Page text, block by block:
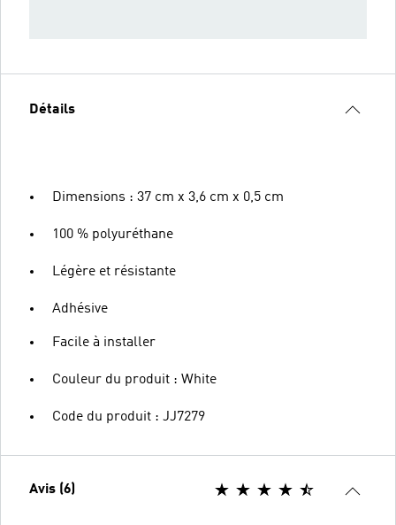
Détails
Dimensions : 37 cm x 3,6 cm x 0,5 cm
100 % polyuréthane
Légère et résistante
Adhésive
Facile à installer
Couleur du produit : White
Code du produit : JJ7279
Avis (6)